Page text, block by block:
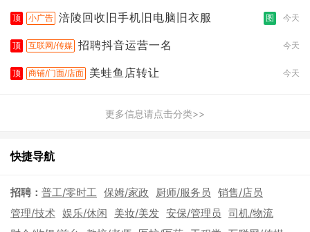
顶 小广告 涪陵回收旧手机旧电脑旧衣服 图 今天
顶 互联网/传媒 招聘抖音运营一名 今天
顶 商铺/门面/店面 美蛙鱼店转让 今天
更多信息请点击分类>>
快捷导航
招聘： 普工/零时工 保姆/家政 厨师/服务员 销售/店员
管理/技术 娱乐/休闲 美妆/美发 安保/管理员 司机/物流